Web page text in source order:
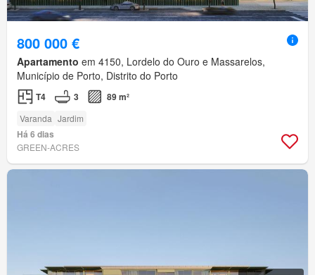
800 000 €
Apartamento em 4150, Lordelo do Ouro e Massarelos,
Município de Porto, Distrito do Porto
T4 3 89 m²
Varanda Jardim
Há 6 dias
GREEN-ACRES